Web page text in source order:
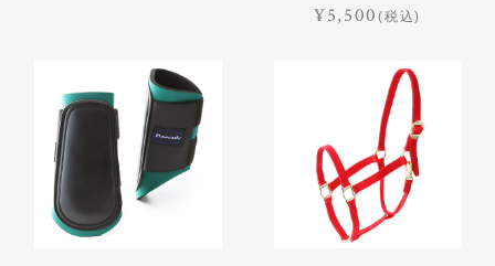
¥5,500(税込)